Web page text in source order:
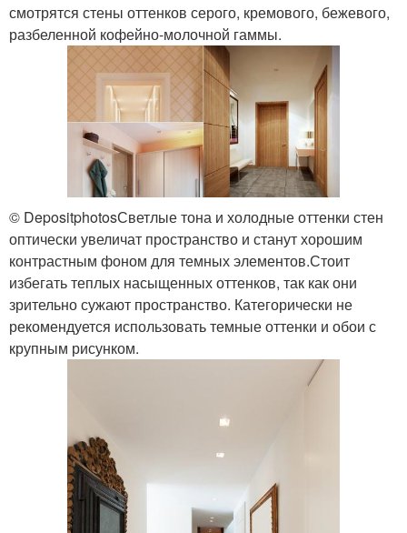
смотрятся стены оттенков серого, кремового, бежевого,
разбеленной кофейно-молочной гаммы.
© DepositphotosСветлые тона и холодные оттенки стен
оптически увеличат пространство и станут хорошим
контрастным фоном для темных элементов.Стоит
избегать теплых насыщенных оттенков, так как они
зрительно сужают пространство. Категорически не
рекомендуется использовать темные оттенки и обои с
крупным рисунком.